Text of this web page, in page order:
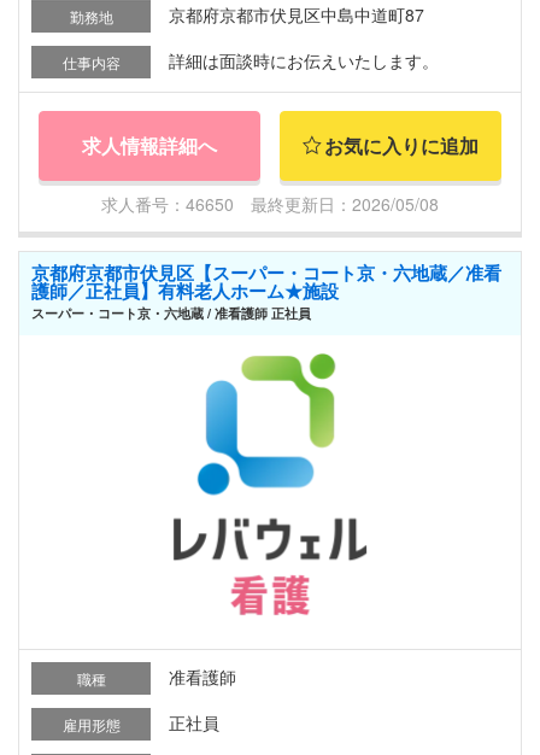
勤務地 京都府京都市伏見区中島中道町87
仕事内容 詳細は面談時にお伝えいたします。
求人情報詳細へ お気に入りに追加
求人番号：46650 最終更新日：2026/05/08
京都府京都市伏見区【スーパー・コート京・六地蔵／准看
護師／正社員】有料老人ホーム★施設
スーパー・コート京・六地蔵 / 准看護師 正社員
職種 准看護師
雇用形態 正社員